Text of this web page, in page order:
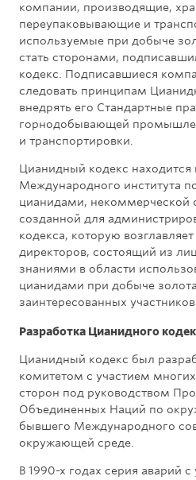
компании, производящие,
переупаковывающие и
используемые при добыче
стать сторонами,
кодекс. Подписавшиеся
следовать принципам
внедрять его Стандартные
горнодобывающей
и транспортировки.
Цианидный кодекс находится
Международного института
цианидами, некоммерческой
созданной для
кодекса, которую
директоров, состоящий из
знаниями в области
цианидами при добыче
заинтересованных
Разработка Цианидного
Цианидный кодекс был
комитетом с участием
сторон под руководством
Объединенных Наций по
бывшего Международного
окружающей среде.
В 1990-х годах серия аварий